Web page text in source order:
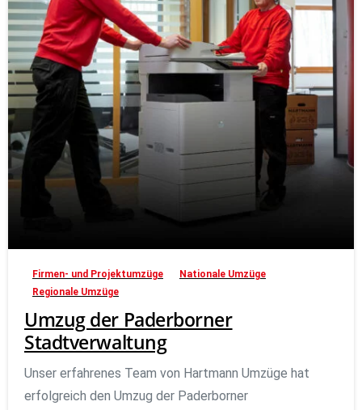
Firmen- und Projektumzüge
Nationale Umzüge
Regionale Umzüge
Umzug der Paderborner
Stadtverwaltung
Unser erfahrenes Team von Hartmann Umzüge hat
erfolgreich den Umzug der Paderborner